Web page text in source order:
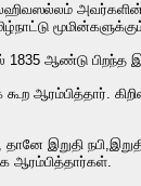
அவர்களின்
1835 ஆண்டு பிறந்த
ஆரம்பித்தார்.
இறுதி
ஆரம்பித்தார்கள்.